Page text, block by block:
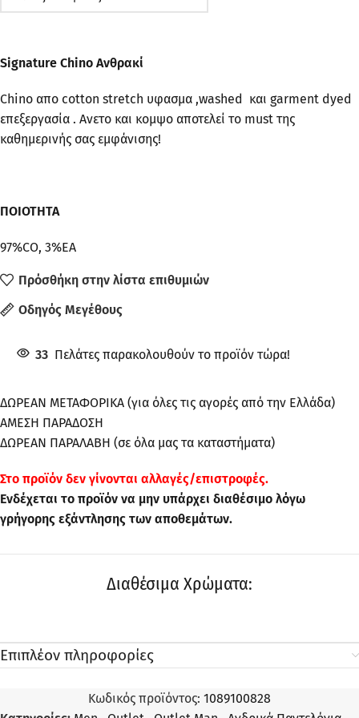
Signature Chino Ανθρακί
Chino απο cotton stretch υφασμα ,washed και garment dyed
επεξεργασία . Ανετο και κομψο αποτελεί το must της
καθημερινής σας εμφάνισης!
ΠΟΙΟΤΗΤΑ
97%CO, 3%EA
Πρόσθήκη στην λίστα επιθυμιών
Οδηγός Μεγέθους
33 Πελάτες παρακολουθούν το προϊόν τώρα!
ΔΩΡΕΑΝ ΜΕΤΑΦΟΡΙΚΑ (για όλες τις αγορές από την Ελλάδα)
ΑΜΕΣΗ ΠΑΡΑΔΟΣΗ
ΔΩΡΕΑΝ ΠΑΡΑΛΑΒΗ (σε όλα μας τα καταστήματα)
Στo προϊόν δεν γίνονται αλλαγές/επιστροφές.
Ενδέχεται το προϊόν να μην υπάρχει διαθέσιμο λόγω
γρήγορης εξάντλησης των αποθεμάτων.
Διαθέσιμα Χρώματα:
Επιπλέον πληροφορίες
Κωδικός προϊόντος: 1089100828